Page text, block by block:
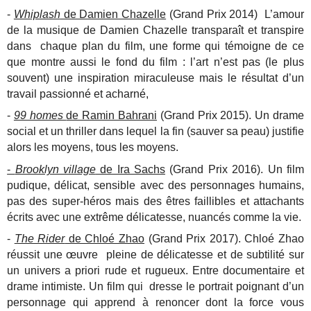
- Whiplashde Damien Chazelle (Grand Prix 2014) L’amour
de la musique de Damien Chazelle transparaît et transpire
dans chaque plan du film, une forme qui témoigne de ce
que montre aussi le fond du film : l’art n’est pas (le plus
souvent) une inspiration miraculeuse mais le résultat d’un
travail passionné et acharné,
- 99 homesde Ramin Bahrani (Grand Prix 2015). Un drame
social et un thriller dans lequel la fin (sauver sa peau) justifie
alors les moyens, tous les moyens.
- Brooklyn villagede Ira Sachs (Grand Prix 2016). Un film
pudique, délicat, sensible avec des personnages humains,
pas des super-héros mais des êtres faillibles et attachants
écrits avec une extrême délicatesse, nuancés comme la vie.
- The Riderde Chloé Zhao (Grand Prix 2017). Chloé Zhao
réussit une œuvre pleine de délicatesse et de subtilité sur
un univers a priori rude et rugueux. Entre documentaire et
drame intimiste. Un film qui dresse le portrait poignant d’un
personnage qui apprend à renoncer dont la force vous